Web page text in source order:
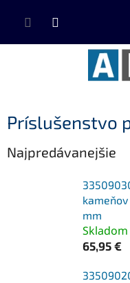
Príslušenstvo
Najpredávanejšie
kameňov
mm
Skladom
65,95 €